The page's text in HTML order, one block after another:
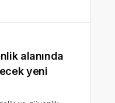
Haber Yıldız